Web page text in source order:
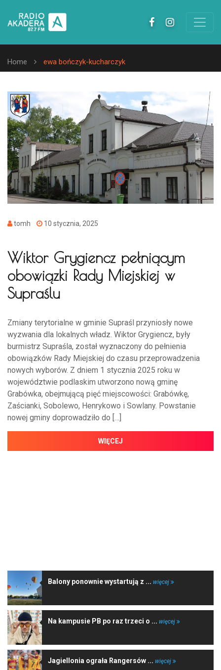
Home ewa bończyk-kucharczyk
tomh 10 stycznia, 2025
Wiktor Grygiencz pełniącym
obowiązki Rady Miejskiej w
Supraślu
Zmiany terytorialne w gminie Supraśl przyniosły nowe
wyzwania dla lokalnych władz. Wiktor Grygiencz, były
burmistrz Supraśla, został wyznaczony do pełnienia
obowiązków Rady Miejskiej do czasu przeprowadzenia
nowych wyborów. Z dniem 1 stycznia 2025 roku w
województwie podlaskim utworzono nową gminę
Grabówka, obejmującą pięć miejscowości: Grabówkę,
Zaścianki, Sobolewo, Henrykowo i Sowlany. Powstanie
nowej gminy doprowadziło do […]
WIĘCEJ
Balony ponownie wystartują z ... więcej
Na kampusie PB po raz trzeci o ... więcej
Jagiellonia ograła Rangersów ... więcej